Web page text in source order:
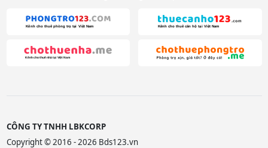
CÔNG TY TNHH LBKCORP
Copyright © 2016 - 2026 Bds123.vn